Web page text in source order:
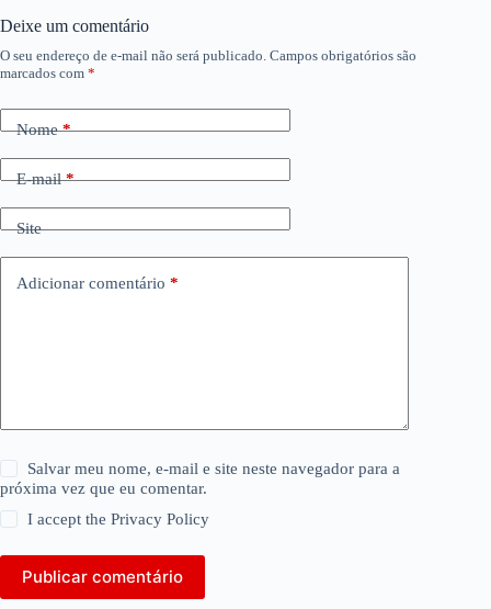
Deixe um comentário
O seu endereço de e-mail não será publicado. Campos obrigatórios são
marcados com *
Nome*
E-mail*
Site
Adicionar comentário *
Salvar meu nome, e-mail e site neste navegador para a
próxima vez que eu comentar.
I accept thePrivacy Policy
Publicar comentário